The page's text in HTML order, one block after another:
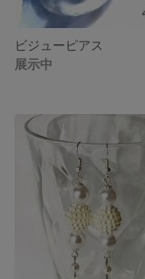
ビジューピアス
展示中